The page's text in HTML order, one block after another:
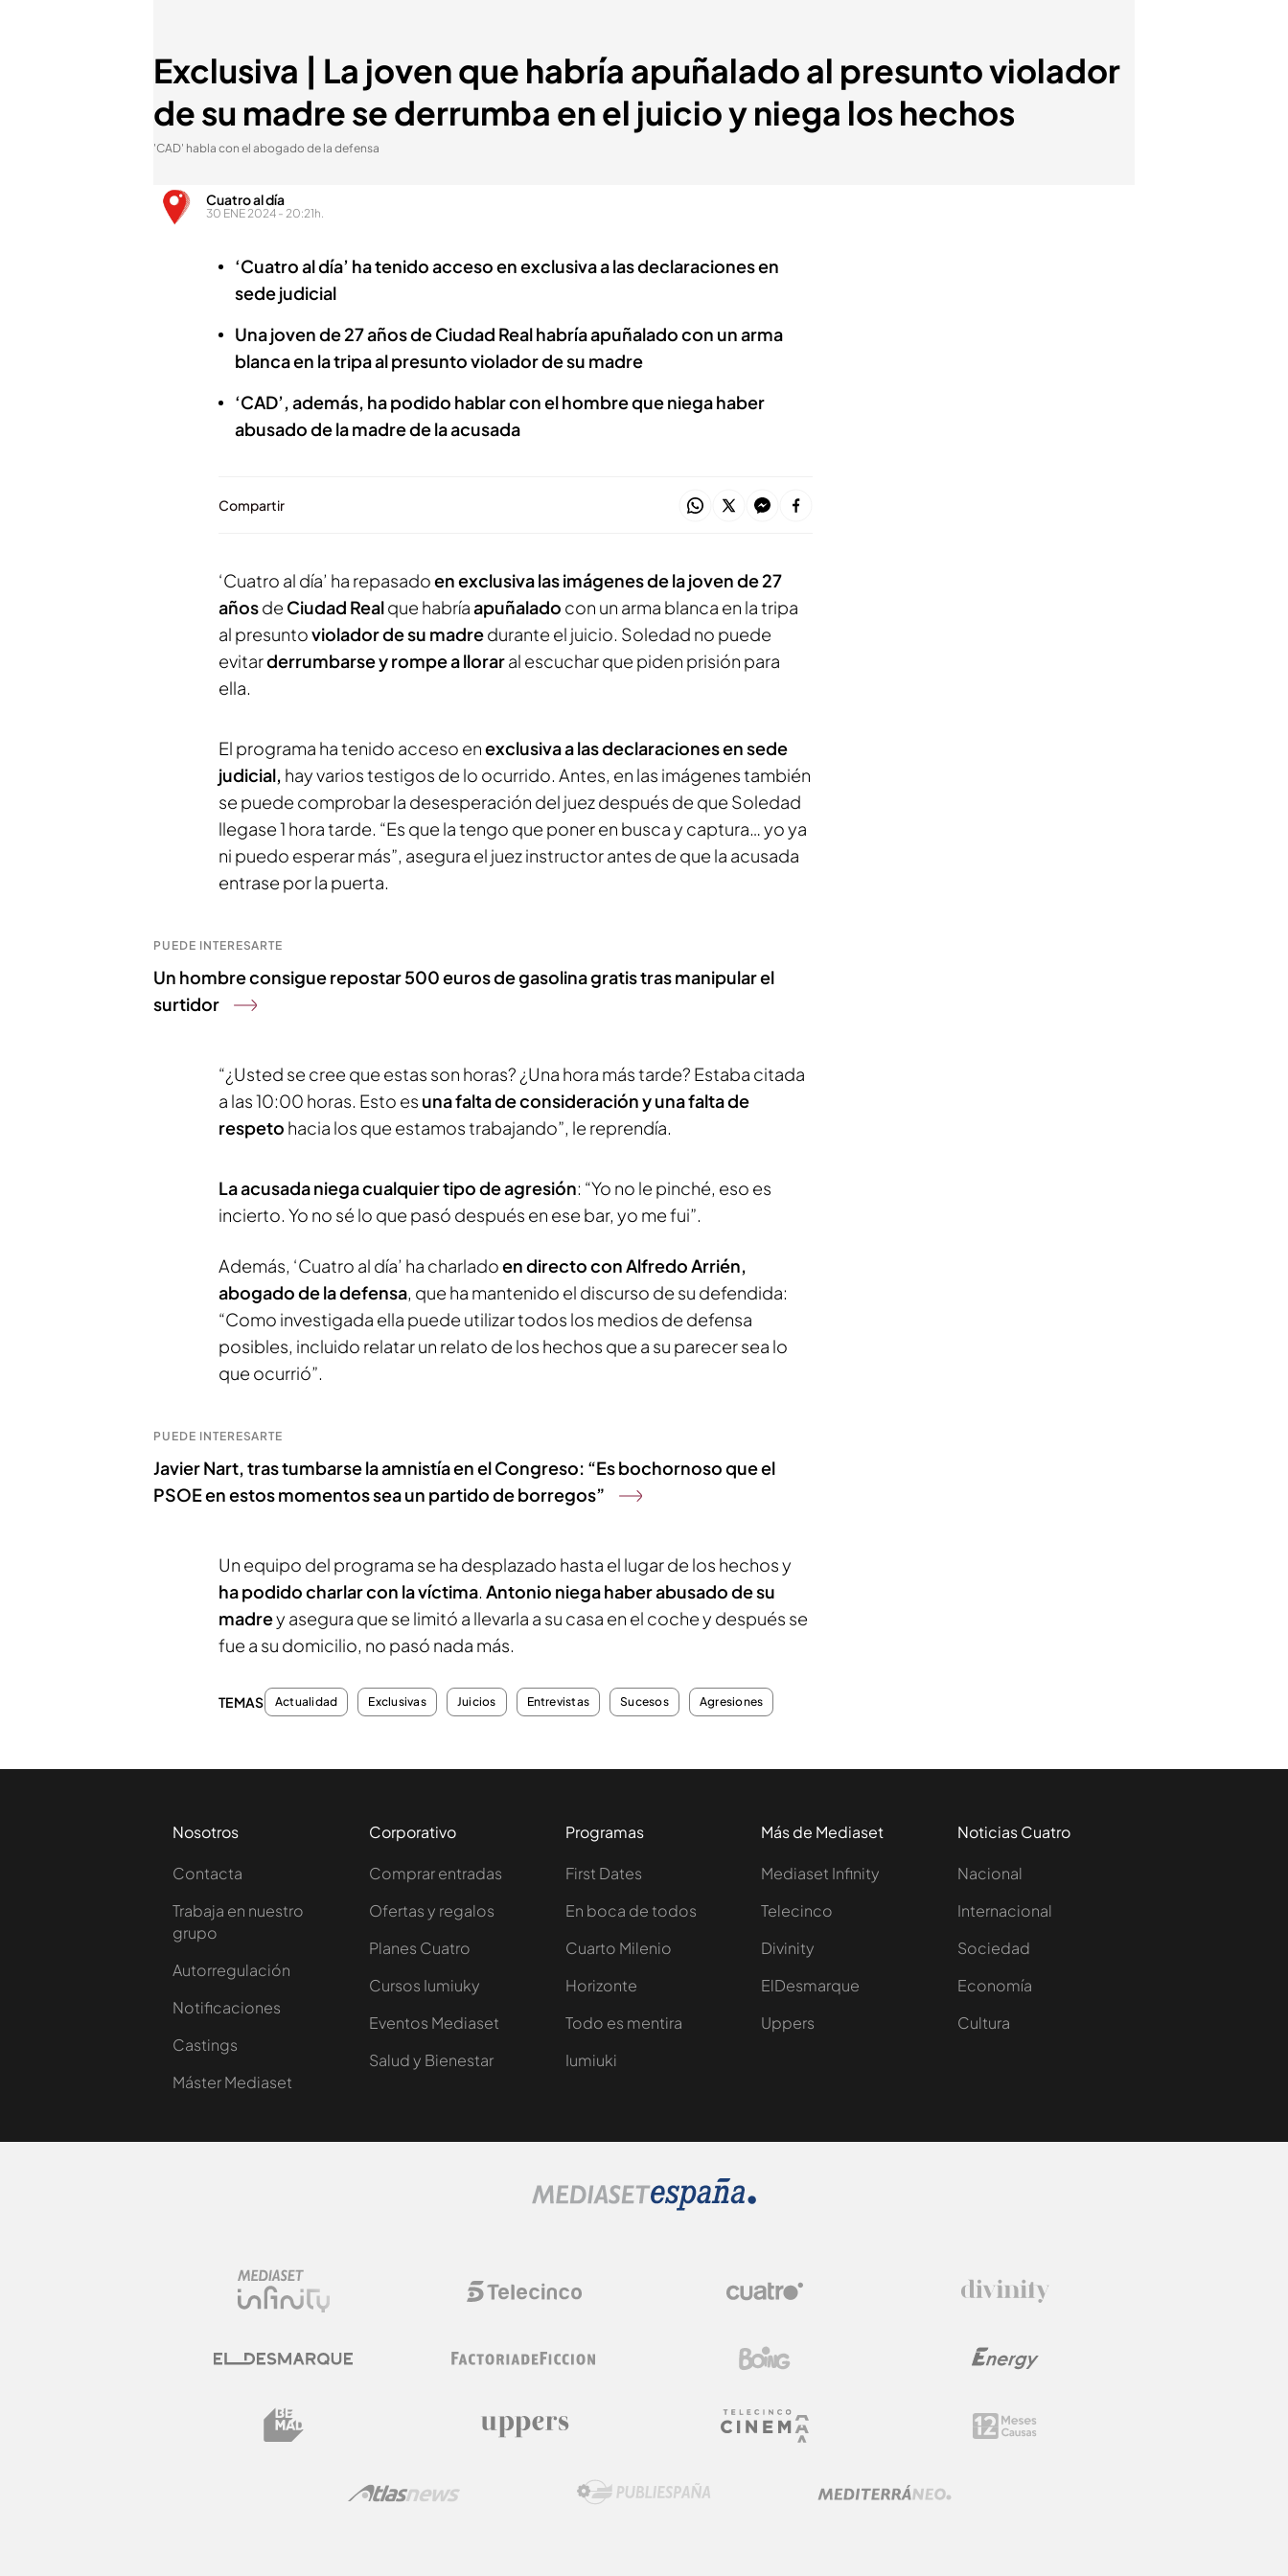
Exclusiva | La joven que habría apuñalado al presunto violador
de su madre se derrumba en el juicio y niega los hechos
'CAD' habla con el abogado de la defensa
Cuatro al día
30 ENE 2024 - 20:21h.
‘Cuatro al día’ ha tenido acceso en exclusiva a las declaraciones en
sede judicial
Una joven de 27 años de Ciudad Real habría apuñalado con un arma
blanca en la tripa al presunto violador de su madre
‘CAD’, además, ha podido hablar con el hombre que niega haber
abusado de la madre de la acusada
Compartir
‘Cuatro al día’ ha repasadoen exclusiva las imágenes de la joven de 27
añosde Ciudad Realque habríaapuñalado con un arma blanca en la tripa
al presuntoviolador de su madredurante el juicio. Soledad no puede
evitarderrumbarse y rompe a lloraral escuchar que piden prisión para
ella.
El programa ha tenido acceso enexclusiva a las declaraciones en sede
judicial, hay varios testigos de lo ocurrido. Antes, en las imágenes también
se puede comprobar la desesperación del juez después de que Soledad
llegase 1 hora tarde. “Es que la tengo que poner en busca y captura… yo ya
ni puedo esperar más”, asegura el juez instructor antes de que la acusada
entrase por la puerta.
PUEDE INTERESARTE
Un hombre consigue repostar 500 euros de gasolina gratis tras manipular el
surtidor
“¿Usted se cree que estas son horas? ¿Una hora más tarde? Estaba citada
a las 10:00 horas. Esto es una falta de consideración y una falta de
respeto hacia los que estamos trabajando”, le reprendía.
La acusada niega cualquier tipo de agresión: “Yo no le pinché, eso es
incierto. Yo no sé lo que pasó después en ese bar, yo me fui”.
Además, ‘Cuatro al día’ ha charladoen directo con Alfredo Arrién,
abogado de la defensa, que ha mantenido el discurso de su defendida:
“Como investigada ella puede utilizar todos los medios de defensa
posibles, incluido relatar un relato de los hechos que a su parecer sea lo
que ocurrió”.
PUEDE INTERESARTE
Javier Nart, tras tumbarse la amnistía en el Congreso: “Es bochornoso que el
PSOE en estos momentos sea un partido de borregos”
Un equipo del programa se ha desplazado hasta el lugar de los hechos y
ha podido charlar con la víctima. Antonio niega haber abusado de su
madrey asegura que se limitó a llevarla a su casa en el coche y después se
fue a su domicilio, no pasó nada más.
TEMAS Actualidad Exclusivas Juicios Entrevistas Sucesos Agresiones
Nosotros
Contacta
Trabaja en nuestro
grupo
Autorregulación
Notificaciones
Castings
Máster Mediaset
Corporativo
Comprar entradas
Ofertas y regalos
Planes Cuatro
Cursos Iumiuky
Eventos Mediaset
Salud y Bienestar
Programas
First Dates
En boca de todos
Cuarto Milenio
Horizonte
Todo es mentira
Iumiuki
Más de Mediaset
Mediaset Infinity
Telecinco
Divinity
ElDesmarque
Uppers
Noticias Cuatro
Nacional
Internacional
Sociedad
Economía
Cultura